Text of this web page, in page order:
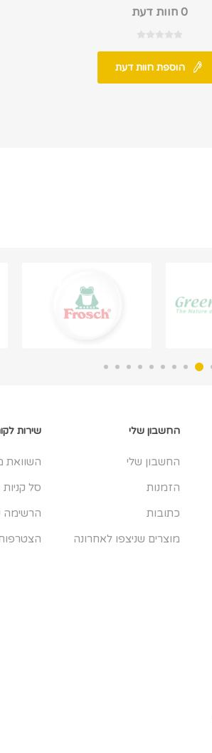
0 חוות דעת
הוספת חוות דעת
החשבון שלי
החשבון שלי
הזמנות
כתובות
מוצרים שניצפו לאחרונה
שירות
השוואת
סל קניות
הרשימה